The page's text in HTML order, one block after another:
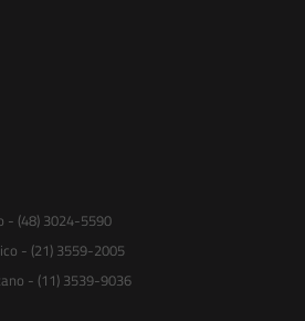
- (48) 3024-5590
- (21) 3559-2005
- (11) 3539-9036